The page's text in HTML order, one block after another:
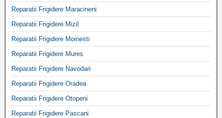
Reparatii Frigidere Maracineni
Reparatii Frigidere Mizil
Reparatii Frigidere Moinesti
Reparatii Frigidere Mures
Reparatii Frigidere Navodari
Reparatii Frigidere Oradea
Reparatii Frigidere Otopeni
Reparatii Frigidere Pascani